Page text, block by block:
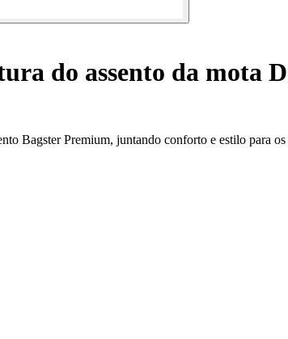
do assento da mota
Bagster Premium, juntando conforto e estilo para